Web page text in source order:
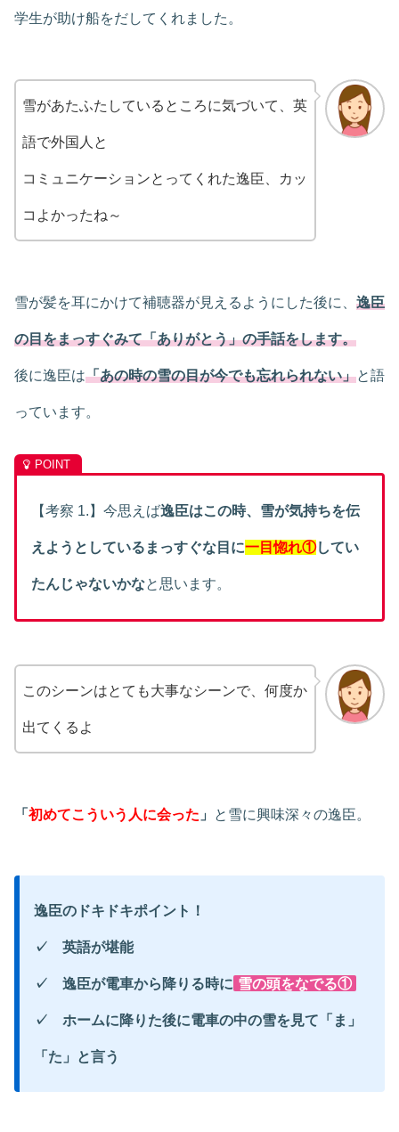
学生が助け船をだしてくれました。
雪があたふたしているところに気づいて、英
語で外国人と
コミュニケーションとってくれた逸臣、カッ
コよかったね～
雪が髪を耳にかけて補聴器が見えるようにした後に、 逸臣
の目をまっすぐみて「ありがとう」の手話をします。
後に逸臣は「あの時の雪の目が今でも忘れられない」と語
っています。
【考察 1.】今思えば逸臣はこの時、 雪が気持ちを伝
えようとしているまっすぐな目に一目惚れ①してい
たんじゃないかなと思います。
このシーンはとても大事なシーンで、何度か
出てくるよ
「 初めてこういう人に会った 」 と雪に興味深々の逸臣。
逸臣のドキドキポイント！
✓ 英語が堪能
✓ 逸臣が電車から降りる時に 雪の頭をなでる①
✓ ホームに降りた後に電車の中の雪を見て「ま」
「た」と言う